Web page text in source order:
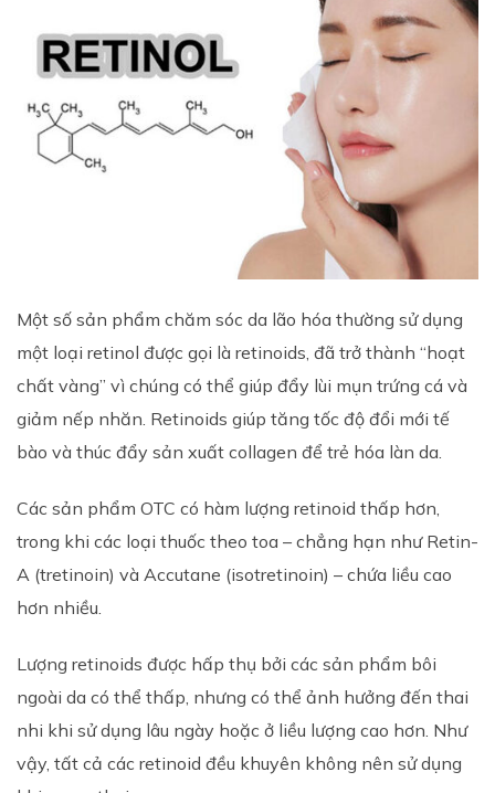
Một số sản phẩm chăm sóc da lão hóa thường sử dụng
một loại retinol được gọi là retinoids, đã trở thành “hoạt
chất vàng” vì chúng có thể giúp đẩy lùi mụn trứng cá và
giảm nếp nhăn. Retinoids giúp tăng tốc độ đổi mới tế
bào và thúc đẩy sản xuất collagen để trẻ hóa làn da.
Các sản phẩm OTC có hàm lượng retinoid thấp hơn,
trong khi các loại thuốc theo toa – chẳng hạn như Retin-
A (tretinoin) và Accutane (isotretinoin) – chứa liều cao
hơn nhiều.
Lượng retinoids được hấp thụ bởi các sản phẩm bôi
ngoài da có thể thấp, nhưng có thể ảnh hưởng đến thai
nhi khi sử dụng lâu ngày hoặc ở liều lượng cao hơn. Như
vậy, tất cả các retinoid đều khuyên không nên sử dụng